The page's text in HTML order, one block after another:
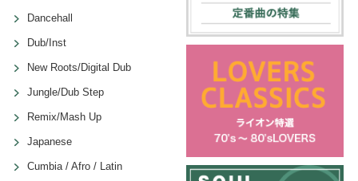
Dancehall
Dub/Inst
New Roots/Digital Dub
Jungle/Dub Step
Remix/Mash Up
Japanese
Cumbia / Afro / Latin